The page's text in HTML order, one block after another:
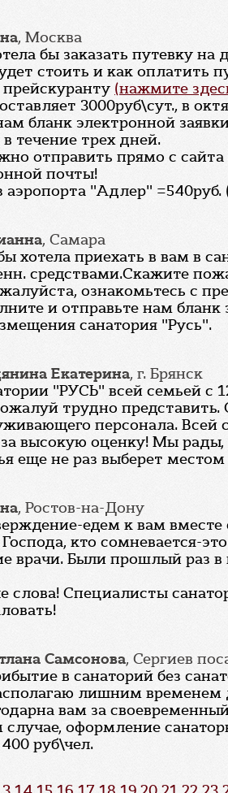
, Москва
бы заказать путевку на
стоить и как оплатить
(нажмите
3000руб\сут., в
бланк электронной
течение трех дней.
отправить прямо с сайта
почты!
аэропорта "Адлер"
, Самара
хотела приехать в вам в
средствами.Скажите
ознакомьтесь с
и отправьте нам бланк
санатория "Русь".
Екатерина, г. Брянск
"РУСЬ" всей семьей с
трудно представить.
персонала.
высокую оценку! Мы
еще не раз выберет
, Ростов-на-Дону
едем к вам
кто сомневается-
врачи. Были прошлый раз
слова! Специалисты
Самсонова, Сергиев
в санаторий без
лишним временем
вам за
оформление
руб\чел.